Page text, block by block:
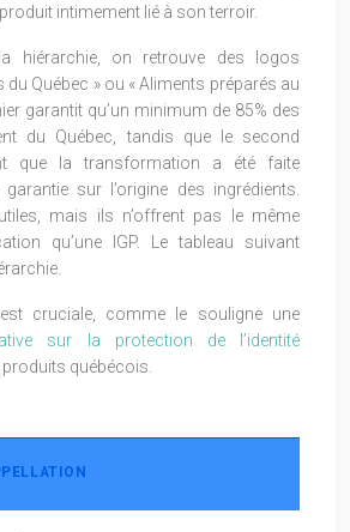
intimement lié à son terroir.
hiérarchie, on retrouve des logos
Québec » ou « Aliments préparés au
garantit qu’un minimum de 85% des
du Québec, tandis que le second
que la transformation a été faite
sur l’origine des ingrédients.
mais ils n’offrent pas le même
qu’une IGP. Le tableau suivant
cruciale, comme le souligne une
sur la protection de l’identité
produits québécois.